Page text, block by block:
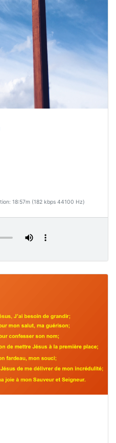
18:57m (182 kbps 44100 Hz)